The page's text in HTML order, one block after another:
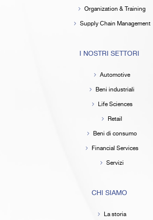
Organization & Training
Supply Chain Management
I NOSTRI SETTORI
Automotive
Beni industriali
Life Sciences
Retail
Beni di consumo
Financial Services
Servizi
CHI SIAMO
La storia